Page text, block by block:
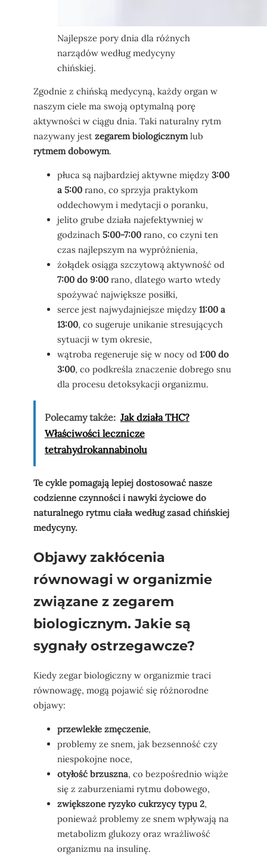
Najlepsze pory dnia dla różnych
narządów według medycyny
chińskiej.
Zgodnie z chińską medycyną, każdy organ w
naszym ciele ma swoją optymalną porę
aktywności w ciągu dnia. Taki naturalny rytm
nazywany jest zegarem biologicznymlub
rytmem dobowym.
płuca są najbardziej aktywne między 3:00
a 5:00 rano, co sprzyja praktykom
oddechowym i medytacji o poranku,
jelito grube działa najefektywniej w
godzinach 5:00-7:00 rano, co czyni ten
czas najlepszym na wypróżnienia,
żołądek osiąga szczytową aktywność od
7:00 do 9:00 rano, dlatego warto wtedy
spożywać największe posiłki,
serce jest najwydajniejsze między 11:00 a
13:00, co sugeruje unikanie stresujących
sytuacji w tym okresie,
wątroba regeneruje się w nocy od 1:00 do
3:00, co podkreśla znaczenie dobrego snu
dla procesu detoksykacji organizmu.
Polecamy także: Jak działa THC?
Właściwości lecznicze
tetrahydrokannabinolu
Te cykle pomagają lepiej dostosować nasze
codzienne czynności i nawyki życiowe do
naturalnego rytmu ciała według zasad chińskiej
medycyny.
Objawy zakłócenia
równowagi w organizmie
związane z zegarem
biologicznym. Jakie są
sygnały ostrzegawcze?
Kiedy zegar biologiczny w organizmie traci
równowagę, mogą pojawić się różnorodne
objawy:
przewlekłe zmęczenie,
problemy ze snem, jak bezsenność czy
niespokojne noce,
otyłość brzuszna, co bezpośrednio wiąże
się z zaburzeniami rytmu dobowego,
zwiększone ryzyko cukrzycy typu 2,
ponieważ problemy ze snem wpływają na
metabolizm glukozy oraz wrażliwość
organizmu na insulinę.